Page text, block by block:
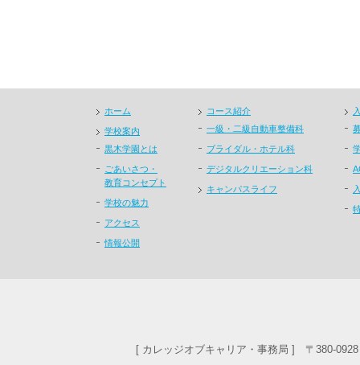
ホーム
学校案内
黒木学園とは
ごあいさつ・
教育コンセプト
学校の魅力
アクセス
情報公開
コース紹介
一級・二級自動車整備科
ブライダル・ホテル科
デジタルクリエーション科
キャンパスライフ
[ カレッジオブキャリア・事務局 ] 〒380-